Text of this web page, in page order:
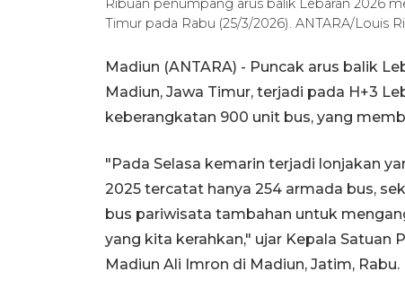
Ribuan penumpang arus balik Lebaran 2026
Timur pada Rabu (25/3/2026). ANTARA/Louis
Madiun (ANTARA) - Puncak arus balik
Madiun, Jawa Timur, terjadi pada H+3
keberangkatan 900 unit bus, yang
"Pada Selasa kemarin terjadi lonjakan
2025 tercatat hanya 254 armada bus,
bus pariwisata tambahan untuk
yang kita kerahkan," ujar Kepala Satuan
Madiun Ali Imron di Madiun, Jatim, Rabu.